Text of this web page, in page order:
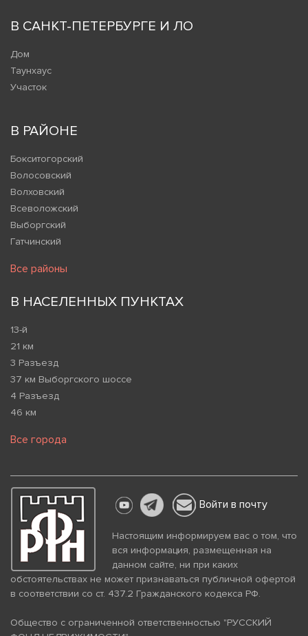
В САНКТ-ПЕТЕРБУРГЕ И ЛО
Дом
Таунхаус
Участок
В РАЙОНЕ
Бокситогорский
Волосовский
Волховский
Всеволожский
Выборгский
Гатчинский
Все районы
В НАСЕЛЕННЫХ ПУНКТАХ
13-й
21 км
3 Разъезд
37 км Выборгского шоссе
4 Разъезд
46 км
Все города
Войти в почту
Настоящим информируем вас о том, что
вся информация, размещенная на
данном сайте, ни при каких
обстоятельствах не может признаваться публичной офертой
в соответствии со ст. 437.2 Гражданского кодекса РФ.
Общество с ограниченной ответственностью "РУССКИЙ